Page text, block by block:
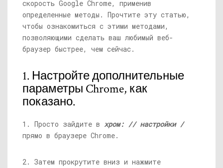
скорость Google Chrome, применив
определенные методы. Прочтите эту статью,
чтобы ознакомиться с этими методами,
позволяющими сделать ваш любимый веб-
браузер быстрее, чем сейчас.
1. Настройте дополнительные
параметры Chrome, как
показано.
1. Просто зайдите в хром: // настройки /
прямо в браузере Chrome.
2. Затем прокрутите вниз и нажмите